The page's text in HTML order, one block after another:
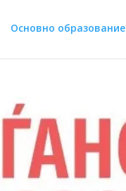
Основно образование